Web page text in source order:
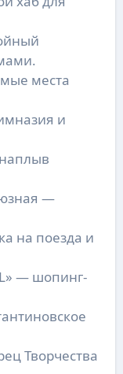
места
и
—
на поезда и
— шопинг-
Творчества